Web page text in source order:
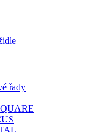
řady